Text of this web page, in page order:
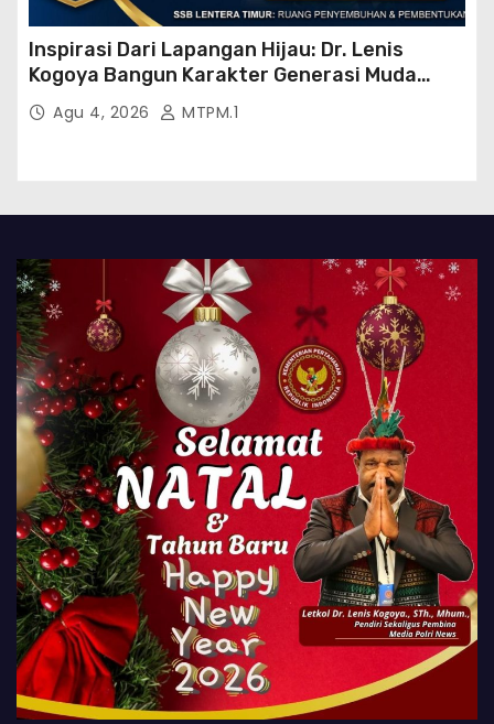
Inspirasi Dari Lapangan Hijau: Dr. Lenis
Kogoya Bangun Karakter Generasi Muda
PapuaAgu 4, 2026 MTPM.1